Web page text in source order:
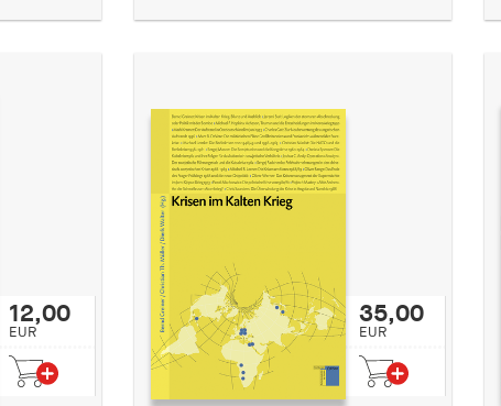
12,00
EUR
35,00
EUR